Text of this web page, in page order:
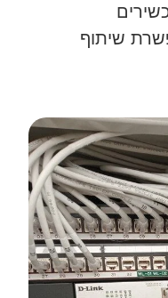
שיתוף